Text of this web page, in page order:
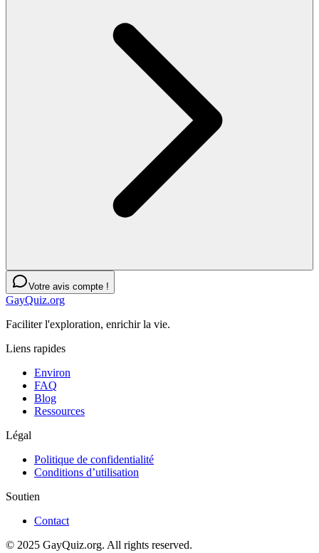
Votre avis compte !
GayQuiz.org
Faciliter l'exploration, enrichir la vie.
Liens rapides
Environ
FAQ
Blog
Ressources
Légal
Politique de confidentialité
Conditions d’utilisation
Soutien
Contact
© 2025 GayQuiz.org. All rights reserved.